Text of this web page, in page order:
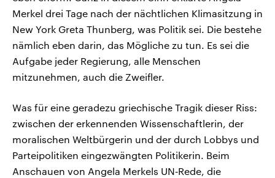
Merkel drei Tage nach der nächtlichen Klimasitzung in
New York Greta Thunberg, was Politik sei. Die bestehe
nämlich eben darin, das Mögliche zu tun. Es sei die
Aufgabe jeder Regierung, alle Menschen
mitzunehmen, auch die Zweifler.
Was für eine geradezu griechische Tragik dieser Riss:
zwischen der erkennenden Wissenschaftlerin, der
moralischen Weltbürgerin und der durch Lobbys und
Parteipolitiken eingezwängten Politikerin. Beim
Anschauen von Angela Merkels UN‑Rede, die